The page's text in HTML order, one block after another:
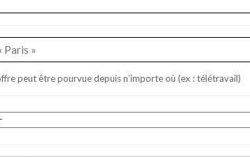
peut être pourvue depuis n’importe où (ex : télétravail)